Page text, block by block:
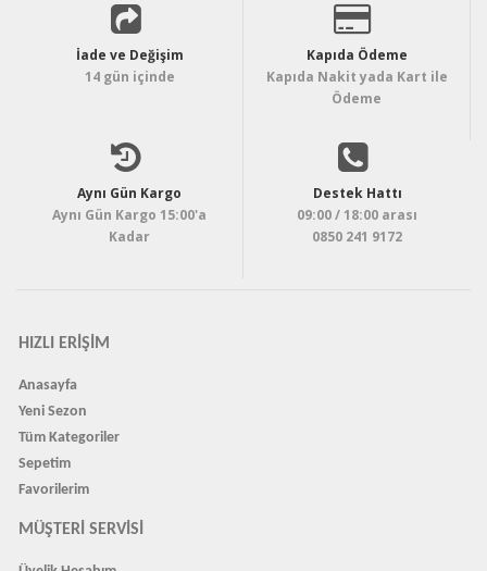
İade ve Değişim
14 gün içinde
Kapıda Ödeme
Kapıda Nakit yada Kart ile
Ödeme
Aynı Gün Kargo
Aynı Gün Kargo 15:00'a
Kadar
Destek Hattı
09:00 / 18:00 arası
0850 241 9172
HIZLI ERIŞIM
Anasayfa
Yeni Sezon
Tüm Kategoriler
Sepetim
Favorilerim
MÜŞTERI SERVISI